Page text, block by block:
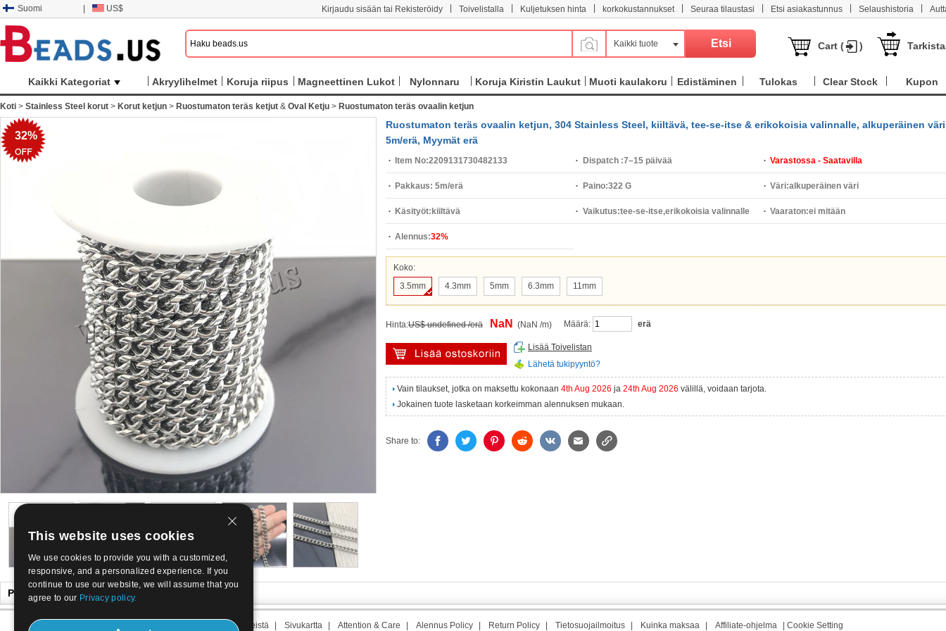
Suomi US$ Kirjaudu sisään tai Rekisteröidy Toivelistalla Kuljetuksen hinta korkokustannukset Seuraa tilaustasi Etsi asiakastunnus Selaushistoria
Kaikki tuote Cart ( )
Kaikki Kategoriat Akryylihelmet Koruja riipus Magneettinen Lukot Nylonnaru Koruja Kiristin Laukut Muoti kaulakoru Edistäminen Tulokas Clear Stock Kupon
Koti > Stainless Steel korut > Korut ketjun > Ruostumaton teräs ketjut & Oval Ketju > Ruostumaton teräs ovaalin ketjun
32%
Ruostumaton teräs ovaalin ketjun, 304 Stainless Steel, kiiltävä, tee-se-itse & erikokoisia valinnalle, alkuperäinen
5m/erä, Myymät erä
Item No:2209131730482133 Dispatch :7–15 päivää Varastossa - Saatavilla
Pakkaus: 5m/erä Paino:322 G Väri:alkuperäinen väri
Käsityöt: kiiltävä Vaikutus:tee-se-itse,erikokoisia valinnalle Vaaraton:ei mitään
Alennus:32%
Koko:
3.5mm
4.3mm 5mm 6.3mm 11mm
Hinta:US$ undefined /erä NaN (NaN /m) Määrä: erä
Lisää Toivelistan
Lähetä tukipyyntö?
Vain tilaukset, jotka on maksettu kokonaan 4th Aug 2026 ja 24th Aug 2026 välillä, voidaan tarjota.
Jokainen tuote lasketaan korkeimman alennuksen mukaan.
Share to:
Pidät ehkä myös
Aikavälin meistä Sivukartta Attention & Care Alennus Policy Return Policy Tietosuojailmoitus Kuinka maksaa Affiliate-ohjelma Cookie Setting
This website uses cookies
We use cookies to provide you with a customized,
responsive, and a personalized experience. If you
continue to use our website, we will assume that you
agree to our Privacy policy.